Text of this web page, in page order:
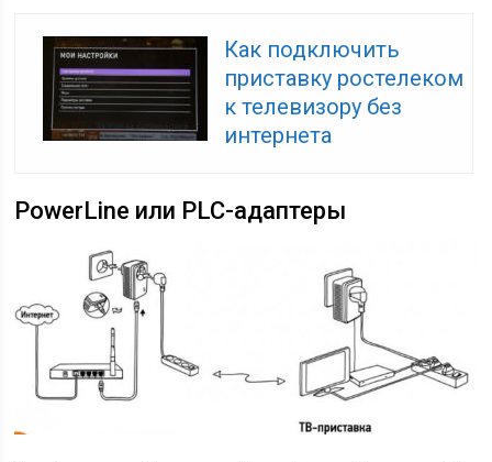
Как подключить
приставку ростелеком
к телевизору без
интернета
PowerLine или PLC-адаптеры